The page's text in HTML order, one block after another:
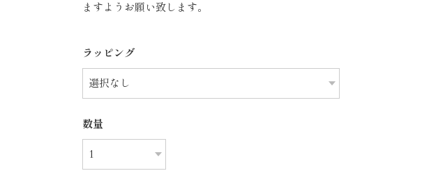
ますようお願い致します。
ラッピング
数量